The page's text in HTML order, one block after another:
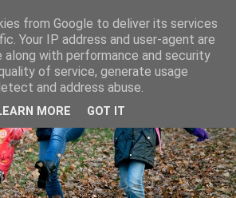
from Google to deliver its services
Your IP address and user-agent are
along with performance and security
of service, generate usage
and address abuse.
MORE GOT IT